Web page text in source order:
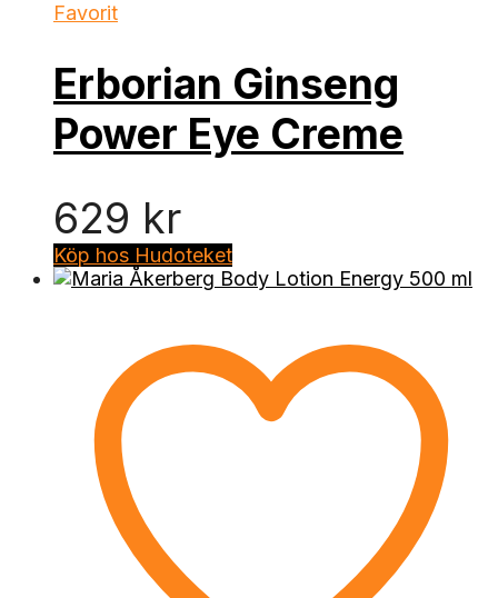
Favorit
Erborian Ginseng
Power Eye Creme
629 kr
Köp hos Hudoteket